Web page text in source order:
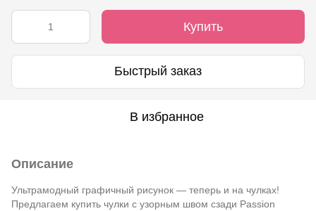
Купить
Быстрый заказ
В избранное
Описание
Ультрамодный графичный рисунок — теперь и на чулках!
Предлагаем купить чулки с узорным швом сзади Passion